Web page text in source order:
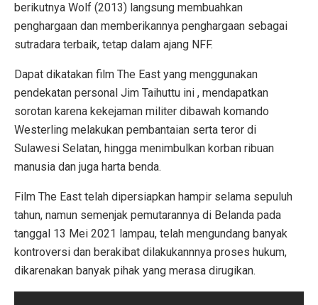
berikutnya Wolf (2013) langsung membuahkan
penghargaan dan memberikannya penghargaan sebagai
sutradara terbaik, tetap dalam ajang NFF.
Dapat dikatakan film The East yang menggunakan
pendekatan personal Jim Taihuttu ini , mendapatkan
sorotan karena kekejaman militer dibawah komando
Westerling melakukan pembantaian serta teror di
Sulawesi Selatan, hingga menimbulkan korban ribuan
manusia dan juga harta benda.
Film The East telah dipersiapkan hampir selama sepuluh
tahun, namun semenjak pemutarannya di Belanda pada
tanggal 13 Mei 2021 lampau, telah mengundang banyak
kontroversi dan berakibat dilakukannnya proses hukum,
dikarenakan banyak pihak yang merasa dirugikan.